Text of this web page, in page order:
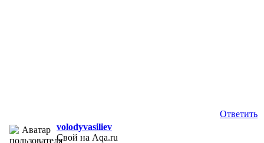
Ответить
volodyvasiliev
Свой на Aqa.ru